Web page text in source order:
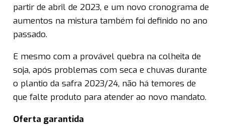
partir de abril de 2023, e um novo cronograma de
aumentos na mistura também foi definido no ano
passado.
E mesmo com a provável quebra na colheita de
soja, após problemas com seca e chuvas durante
o plantio da safra 2023/24, não há temores de
que falte produto para atender ao novo mandato.
Oferta garantida